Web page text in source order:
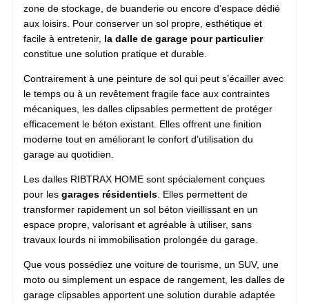
zone de stockage, de buanderie ou encore d’espace dédié
aux loisirs. Pour conserver un sol propre, esthétique et
facile à entretenir, la dalle de garage pour particulier
constitue une solution pratique et durable.
Contrairement à une peinture de sol qui peut s’écailler avec
le temps ou à un revêtement fragile face aux contraintes
mécaniques, les dalles clipsables permettent de protéger
efficacement le béton existant. Elles offrent une finition
moderne tout en améliorant le confort d’utilisation du
garage au quotidien.
Les dalles RIBTRAX HOME sont spécialement conçues
pour les garages résidentiels. Elles permettent de
transformer rapidement un sol béton vieillissant en un
espace propre, valorisant et agréable à utiliser, sans
travaux lourds ni immobilisation prolongée du garage.
Que vous possédiez une voiture de tourisme, un SUV, une
moto ou simplement un espace de rangement, les dalles de
garage clipsables apportent une solution durable adaptée